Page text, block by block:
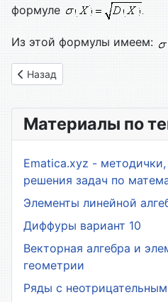
формуле
Из этой формулы имеем:
Предыдущий: Числовые
Назад
Материалы по
Ematica.xyz -
решения задач по
Элементы линейной
Диффуры вариант 10
Векторная алгебра и
геометрии
Ряды с